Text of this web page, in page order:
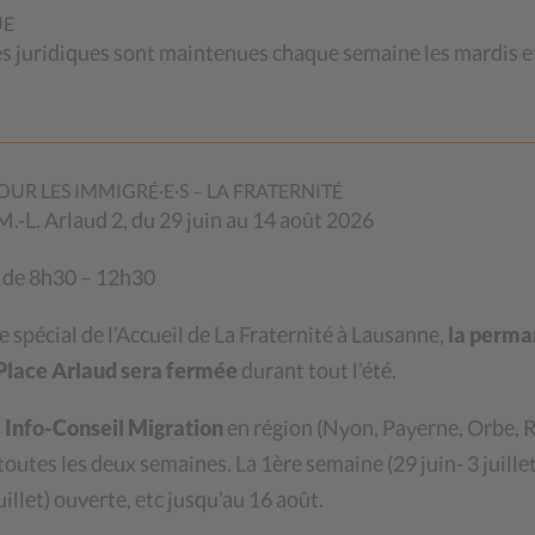
nouveau numéro des
désormais disponible. Elle met à l’honneur les
plus de cinquante ans, allient solidarité,
de Vaud.
Galetas sont bien plus que des lieux où acheter
projet porté par des salarié·e·s, des bénévoles,
ces espaces de rencontre, d’échanges
juridiques sont maintenues chaque semaine les mardis
LES IMMIGRÉ·E·S – LA FRATERNITÉ
L. Arlaud 2, du 29 juin au 14 août 2026
8h30 – 12h30
spécial de l’Accueil de La Fraternité à Lausanne, la
Arlaud sera fermée durant tout l’été.
Info-Conseil Migration en région (Nyon, Payerne, Orbe,
les deux semaines. La 1ère semaine (29 juin- 3
ouverte, etc jusqu’au 16 août.